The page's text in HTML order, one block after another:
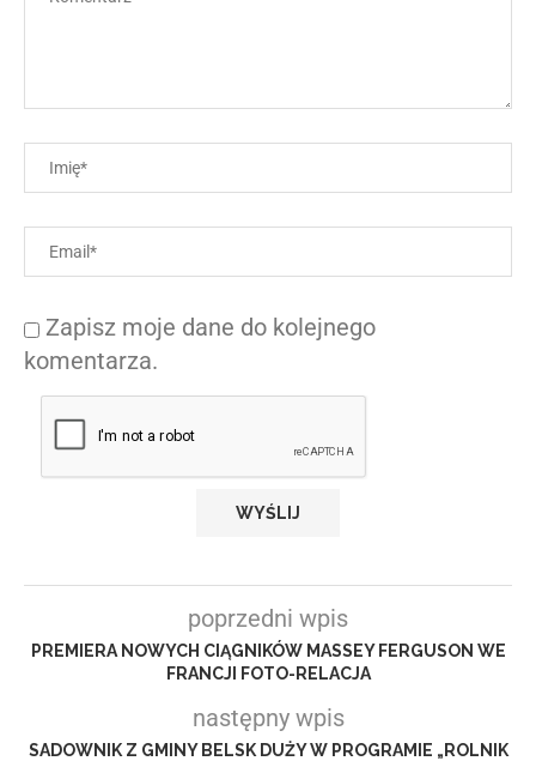
Zapisz moje dane do kolejnego
komentarza.
poprzedni wpis
PREMIERA NOWYCH CIĄGNIKÓW MASSEY FERGUSON WE
FRANCJI FOTO-RELACJA
następny wpis
SADOWNIK Z GMINY BELSK DUŻY W PROGRAMIE „ROLNIK